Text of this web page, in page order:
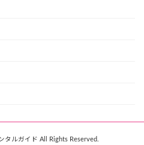
タルガイド All Rights Reserved.